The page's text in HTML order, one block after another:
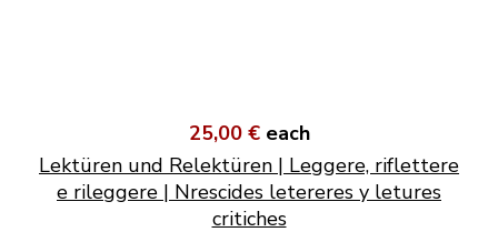
25,00 € each
Lektüren und Relektüren | Leggere, riflettere
e rileggere | Nrescides letereres y letures
critiches